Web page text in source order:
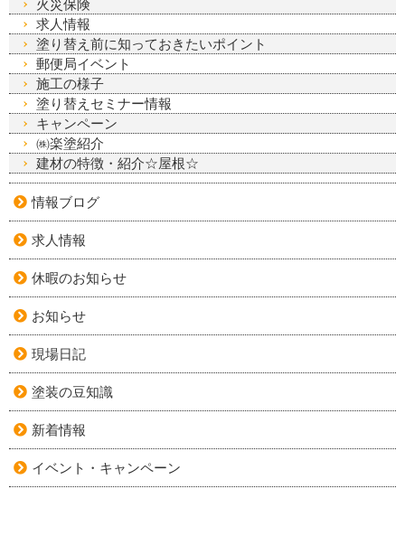
火災保険
求人情報
塗り替え前に知っておきたいポイント
郵便局イベント
施工の様子
塗り替えセミナー情報
キャンペーン
㈱楽塗紹介
建材の特徴・紹介☆屋根☆
情報ブログ
求人情報
休暇のお知らせ
お知らせ
現場日記
塗装の豆知識
新着情報
イベント・キャンペーン